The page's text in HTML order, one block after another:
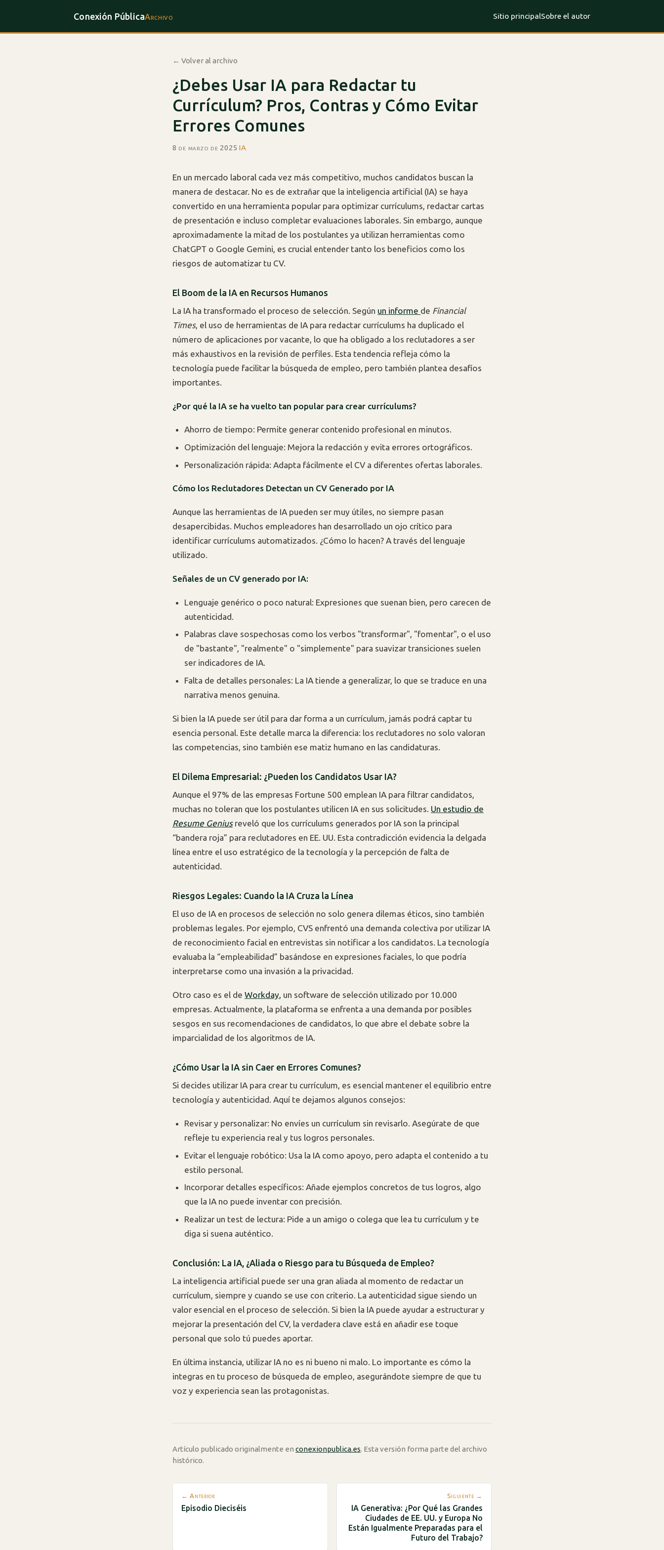
Conexión PúblicaArchivo Sitio principalSobre el autor
← Volver al archivo
¿Debes Usar IA para Redactar tu
Currículum? Pros, Contras y Cómo Evitar
Errores Comunes
8 de marzo de 2025·IA
En un mercado laboral cada vez más competitivo, muchos candidatos buscan la
manera de destacar. No es de extrañar que la inteligencia artificial (IA) se haya
convertido en una herramienta popular para optimizar currículums, redactar cartas
de presentación e incluso completar evaluaciones laborales. Sin embargo, aunque
aproximadamente la mitad de los postulantes ya utilizan herramientas como
ChatGPT o Google Gemini, es crucial entender tanto los beneficios como los
riesgos de automatizar tu CV.
El Boom de la IA en Recursos Humanos
La IA ha transformado el proceso de selección. Según un informe de Financial
Times, el uso de herramientas de IA para redactar currículums ha duplicado el
número de aplicaciones por vacante, lo que ha obligado a los reclutadores a ser
más exhaustivos en la revisión de perfiles. Esta tendencia refleja cómo la
tecnología puede facilitar la búsqueda de empleo, pero también plantea desafíos
importantes.
¿Por qué la IA se ha vuelto tan popular para crear currículums?
Ahorro de tiempo: Permite generar contenido profesional en minutos.
Optimización del lenguaje: Mejora la redacción y evita errores ortográficos.
Personalización rápida: Adapta fácilmente el CV a diferentes ofertas laborales.
Cómo los Reclutadores Detectan un CV Generado por IA
Aunque las herramientas de IA pueden ser muy útiles, no siempre pasan
desapercibidas. Muchos empleadores han desarrollado un ojo crítico para
identificar currículums automatizados. ¿Cómo lo hacen? A través del lenguaje
utilizado.
Señales de un CV generado por IA:
Lenguaje genérico o poco natural: Expresiones que suenan bien, pero carecen de
autenticidad.
Palabras clave sospechosas como los verbos "transformar", "fomentar", o el uso
de "bastante", "realmente" o "simplemente" para suavizar transiciones suelen
ser indicadores de IA.
Falta de detalles personales: La IA tiende a generalizar, lo que se traduce en una
narrativa menos genuina.
Si bien la IA puede ser útil para dar forma a un currículum, jamás podrá captar tu
esencia personal. Este detalle marca la diferencia: los reclutadores no solo valoran
las competencias, sino también ese matiz humano en las candidaturas.
El Dilema Empresarial: ¿Pueden los Candidatos Usar IA?
Aunque el 97% de las empresas Fortune 500 emplean IA para filtrar candidatos,
muchas no toleran que los postulantes utilicen IA en sus solicitudes. Un estudio de
Resume Geniusreveló que los currículums generados por IA son la principal
“bandera roja” para reclutadores en EE. UU. Esta contradicción evidencia la delgada
línea entre el uso estratégico de la tecnología y la percepción de falta de
autenticidad.
Riesgos Legales: Cuando la IA Cruza la Línea
El uso de IA en procesos de selección no solo genera dilemas éticos, sino también
problemas legales. Por ejemplo, CVS enfrentó una demanda colectiva por utilizar IA
de reconocimiento facial en entrevistas sin notificar a los candidatos. La tecnología
evaluaba la “empleabilidad” basándose en expresiones faciales, lo que podría
interpretarse como una invasión a la privacidad.
Otro caso es el de Workday, un software de selección utilizado por 10.000
empresas. Actualmente, la plataforma se enfrenta a una demanda por posibles
sesgos en sus recomendaciones de candidatos, lo que abre el debate sobre la
imparcialidad de los algoritmos de IA.
¿Cómo Usar la IA sin Caer en Errores Comunes?
Si decides utilizar IA para crear tu currículum, es esencial mantener el equilibrio entre
tecnología y autenticidad. Aquí te dejamos algunos consejos:
Revisar y personalizar: No envíes un currículum sin revisarlo. Asegúrate de que
refleje tu experiencia real y tus logros personales.
Evitar el lenguaje robótico: Usa la IA como apoyo, pero adapta el contenido a tu
estilo personal.
Incorporar detalles específicos: Añade ejemplos concretos de tus logros, algo
que la IA no puede inventar con precisión.
Realizar un test de lectura: Pide a un amigo o colega que lea tu currículum y te
diga si suena auténtico.
Conclusión: La IA, ¿Aliada o Riesgo para tu Búsqueda de Empleo?
La inteligencia artificial puede ser una gran aliada al momento de redactar un
currículum, siempre y cuando se use con criterio. La autenticidad sigue siendo un
valor esencial en el proceso de selección. Si bien la IA puede ayudar a estructurar y
mejorar la presentación del CV, la verdadera clave está en añadir ese toque
personal que solo tú puedes aportar.
En última instancia, utilizar IA no es ni bueno ni malo. Lo importante es cómo la
integras en tu proceso de búsqueda de empleo, asegurándote siempre de que tu
voz y experiencia sean las protagonistas.
Artículo publicado originalmente en conexionpublica.es. Esta versión forma parte del archivo
histórico.
← Anterior
Episodio Dieciséis
Siguiente →
IA Generativa: ¿Por Qué las Grandes
Ciudades de EE. UU. y Europa No
Están Igualmente Preparadas para el
Futuro del Trabajo?